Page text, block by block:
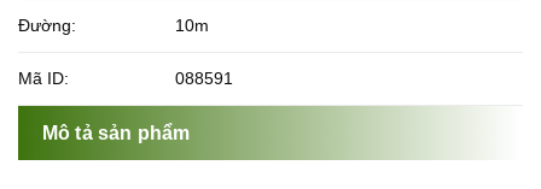
Đường: 10m
Mã ID: 088591
Mô tả sản phẩm